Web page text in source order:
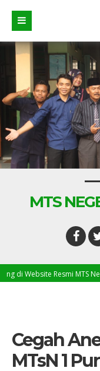
MTS
MTS Negeri 1
CMS WordPress,
Cegah
MTsN 1